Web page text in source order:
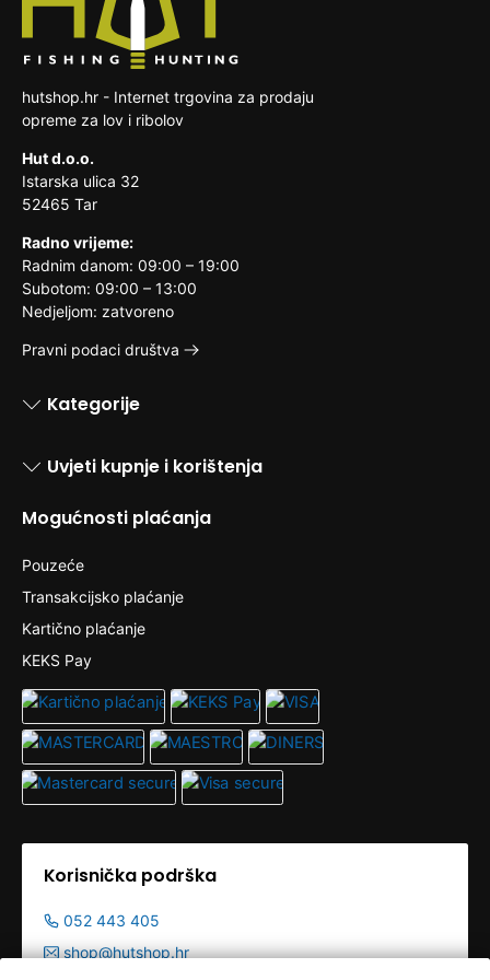
hutshop.hr - Internet trgovina za prodaju
opreme za lov i ribolov
Hut d.o.o.
Istarska ulica 32
52465 Tar
Radno vrijeme:
Radnim danom: 09:00 – 19:00
Subotom: 09:00 – 13:00
Nedjeljom: zatvoreno
Pravni podaci društva
Kategorije
Uvjeti kupnje i korištenja
Mogućnosti plaćanja
Pouzeće
Transakcijsko plaćanje
Kartično plaćanje
KEKS Pay
Korisnička podrška
052 443 405
shop@hutshop.hr